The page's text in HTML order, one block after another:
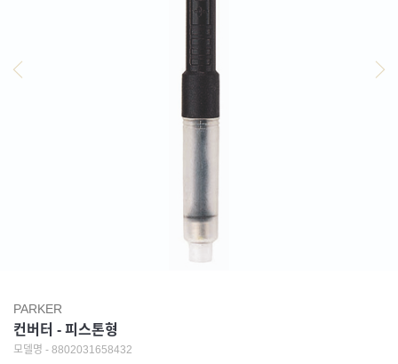
PARKER
컨버터 - 피스톤형
모델명 - 8802031658432